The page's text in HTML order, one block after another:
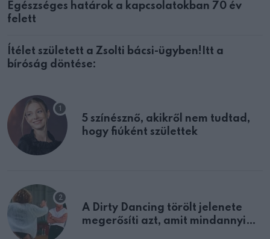
Egészséges határok a kapcsolatokban 70 év
felett
Ítélet született a Zsolti bácsi-ügyben!Itt a
bíróság döntése:
5 színésznő, akikről nem tudtad,
hogy fiúként születtek
A Dirty Dancing törölt jelenete
megerősíti azt, amit mindannyian